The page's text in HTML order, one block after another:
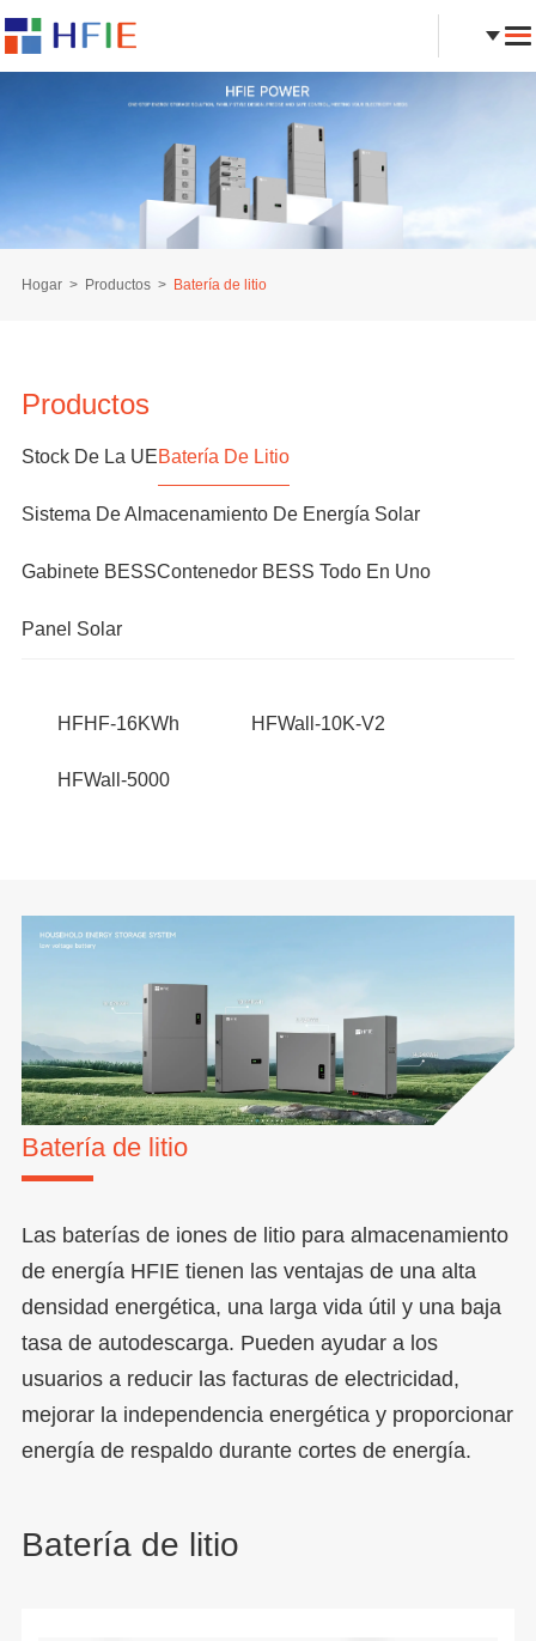
Hogar Productos Batería de litio
Productos
Stock De La UEBatería De Litio
Sistema De Almacenamiento De Energía Solar
Gabinete BESSContenedor BESS Todo En Uno
Panel Solar
HFHF-16KWh HFWall-10K-V2
HFWall-5000
Batería de litio
Las baterías de iones de litio para almacenamiento
de energía HFIE tienen las ventajas de una alta
densidad energética, una larga vida útil y una baja
tasa de autodescarga. Pueden ayudar a los
usuarios a reducir las facturas de electricidad,
mejorar la independencia energética y proporcionar
energía de respaldo durante cortes de energía.
Batería de litio